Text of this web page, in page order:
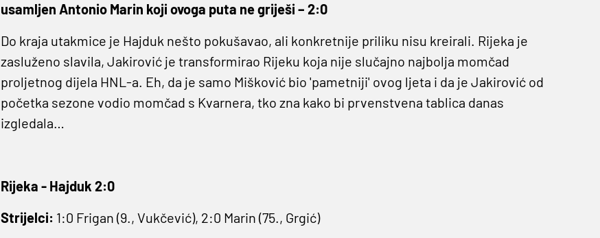
usamljen Antonio Marin koji ovoga puta ne griješi – 2:0
Do kraja utakmice je Hajduk nešto pokušavao, ali konkretnije priliku nisu kreirali. Rijeka je
zasluženo slavila, Jakirović je transformirao Rijeku koja nije slučajno najbolja momčad
proljetnog dijela HNL-a. Eh, da je samo Mišković bio 'pametniji' ovog ljeta i da je Jakirović od
početka sezone vodio momčad s Kvarnera, tko zna kako bi prvenstvena tablica danas
izgledala…
Rijeka - Hajduk 2:0
Strijelci: 1:0 Frigan (9., Vukčević), 2:0 Marin (75., Grgić)